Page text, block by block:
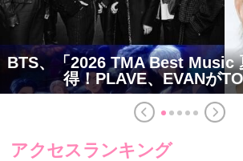
BTS、「2026 TMA Best Music
得！PLAVE、EVANが
アクセスランキング